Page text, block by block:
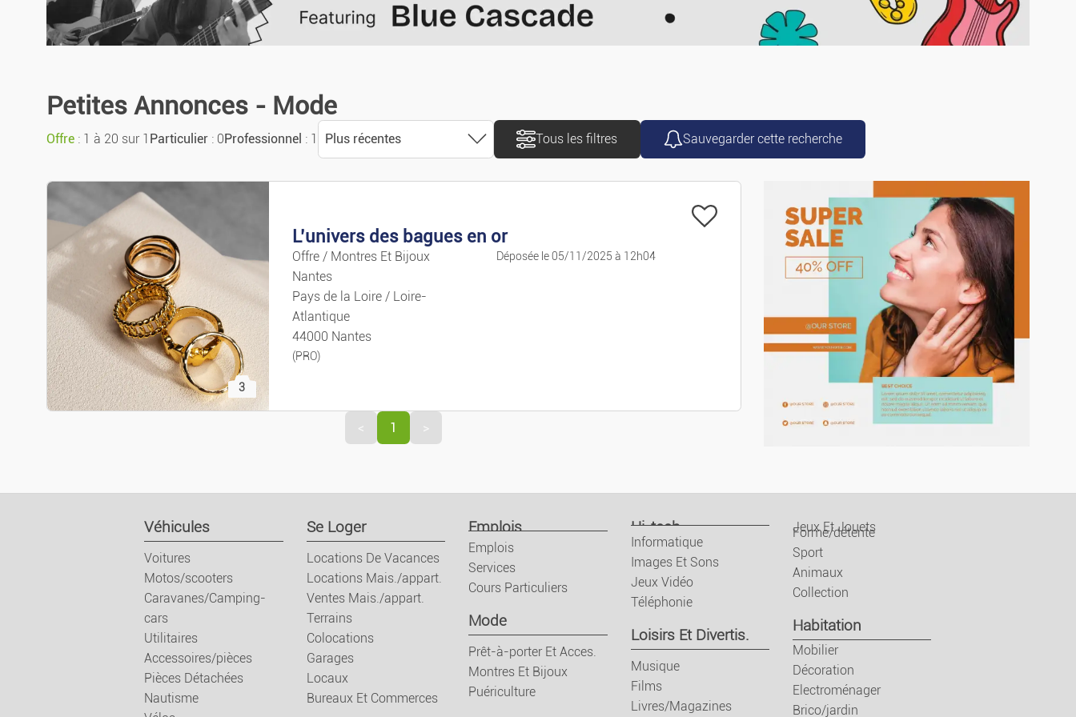
Motos/scooters
Accessoires/pièces
Locations Mais./appart.
Colocations
Garages
Locaux
Bureaux Et Commerces
Annonces urgentes
Petites Annonces - Mode
Offre: 1 à 20 sur 1 Particulier: 0Professionnel : 1 Plus récentes
Trier
Plus récentes
Prix croissant
Tous les filtres Sauvegarder cette recherche
3
L’univers des bagues en or
Offre / Montres Et Bijoux
Nantes
Pays de la Loire / Loire-
Atlantique
44000 Nantes
(PRO)
Déposée le 05/11/2025 à 12h04
< 1 >
Véhicules
Voitures
Motos/scooters
Caravanes/Camping-
cars
Utilitaires
Accessoires/pièces
Pièces Détachées
Nautisme
Se Loger
Locations De Vacances
Locations Mais./appart.
Ventes Mais./appart.
Terrains
Colocations
Garages
Locaux
Bureaux Et Commerces
Emplois
Emplois
Services
Cours Particuliers
Mode
Prêt-à-porter Et Acces.
Montres Et Bijoux
Puériculture
Hi-tech
Informatique
Images Et Sons
Jeux Vidéo
Téléphonie
Loisirs Et Divertis.
Musique
Films
Livres/Magazines
Jeux Et Jouets
Forme/détente
Sport
Animaux
Collection
Habitation
Mobilier
Décoration
Electroménager
Brico/jardin